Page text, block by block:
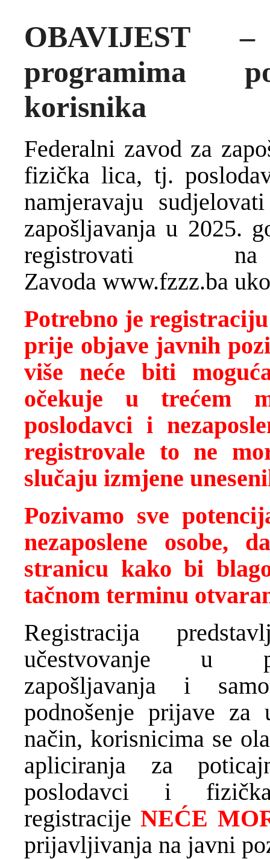
OBAVIJEST
programima
korisnika
Federalni zavod za
fizička lica, tj.
namjeravaju
zapošljavanja u 2025.
registrovati
Zavoda www.fzzz.ba
Potrebno je
prije objave javnih
više neće biti
očekuje u trećem
poslodavci i
registrovale to ne
slučaju izmjene
Pozivamo sve
nezaposlene osobe,
stranicu kako bi
tačnom terminu
Registracija
učestvovanje u
zapošljavanja i
podnošenje prijave za
način, korisnicima se
apliciranja za
poslodavci i
registracijeNEĆE
prijavljivanja na javni